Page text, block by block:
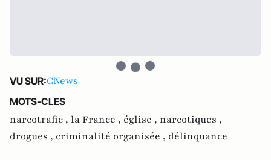
VU SUR:CNews
MOTS-CLES
narcotrafic , la France , église , narcotiques ,
drogues , criminalité organisée , délinquance